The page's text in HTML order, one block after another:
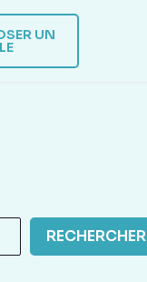
UN
RECHERCHER